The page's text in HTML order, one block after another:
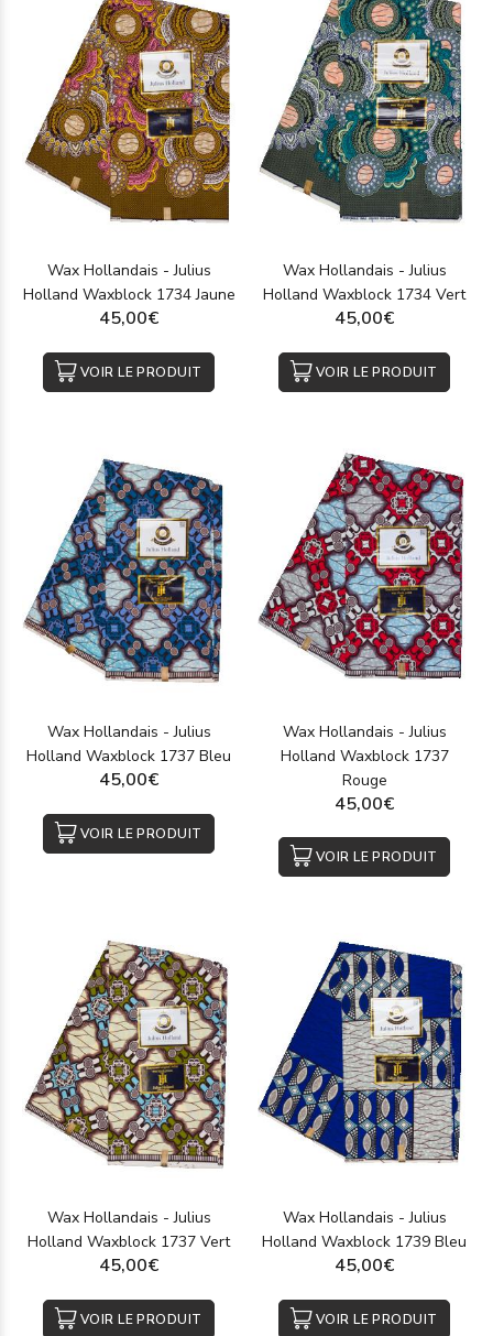
Wax Hollandais - Julius
Holland Waxblock 1734 Jaune
45,00€
VOIR LE PRODUIT
Wax Hollandais - Julius
Holland Waxblock 1734 Vert
45,00€
VOIR LE PRODUIT
Wax Hollandais - Julius
Holland Waxblock 1737 Bleu
45,00€
VOIR LE PRODUIT
Wax Hollandais - Julius
Holland Waxblock 1737
Rouge
45,00€
VOIR LE PRODUIT
Wax Hollandais - Julius
Holland Waxblock 1737 Vert
45,00€
VOIR LE PRODUIT
Wax Hollandais - Julius
Holland Waxblock 1739 Bleu
45,00€
VOIR LE PRODUIT